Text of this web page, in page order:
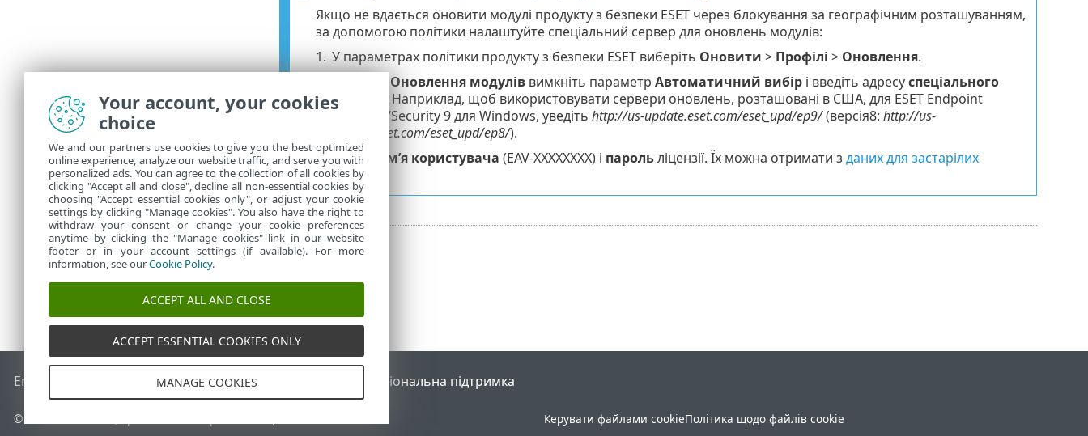
Якщо не вдається оновити модулі продукту з безпеки ESET через блокування за географічним розташуванням,
за допомогою політики налаштуйте спеціальний сервер для оновлень модулів:
1. У параметрах політики продукту з безпеки ESET виберіть Оновити > Профілі > Оновлення.
Оновлення модуліввимкніть параметр Автоматичний вибірі введіть адресуспеціального
сервера
. Наприклад, щоб використовувати сервери оновлень, розташовані в США, для ESET Endpoint
Antivirus/Security 9 для Windows, уведіть http://us-update.eset.com/eset_upd/ep9/(версія8: http://us-
update.eset.com/eset_upd/ep8/).
3. Уведіть ім’я користувача (EAV-XXXXXXXX) і парольліцензії. Їх можна отримати з даних для застарілих
ліцензій
End of Life База знань ESETФорум ESET Регіональна підтримка
© 1992 - 2026 ESET, spol. s r.o. - Усі права захищено. Керувати файлами cookieПолітика щодо файлів cookie
Your account, your cookies
choice
We and our partners use cookies to give you the best optimized
online experience, analyze our website traffic, and serve you with
personalized ads. You can agree to the collection of all cookies by
clicking "Accept all and close", decline all non-essential cookies by
choosing "Accept essential cookies only", or adjust your cookie
settings by clicking "Manage cookies". You also have the right to
withdraw your consent or change your cookie preferences
anytime by clicking the "Manage cookies" link in our website
footer or in your account settings (if available). For more
information, see ourCookie Policy.
ACCEPT ALL AND CLOSE
ACCEPT ESSENTIAL COOKIES ONLY
MANAGE COOKIES